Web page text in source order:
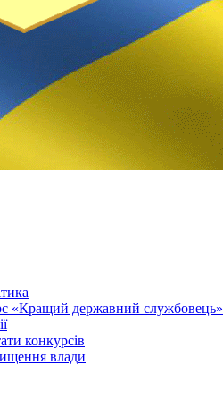
«Кращий державний службовець»
конкурсів
влади